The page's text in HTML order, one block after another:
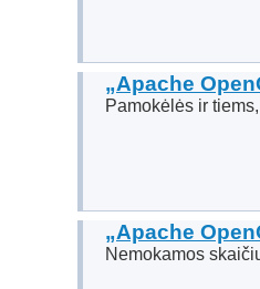
„Apache
Pamokėlės ir
„Apache
Nemokamos